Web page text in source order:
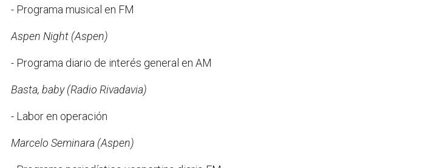
- Programa musical en FM
Aspen Night (Aspen)
- Programa diario de interés general en AM
Basta, baby (Radio Rivadavia)
- Labor en operación
Marcelo Seminara (Aspen)